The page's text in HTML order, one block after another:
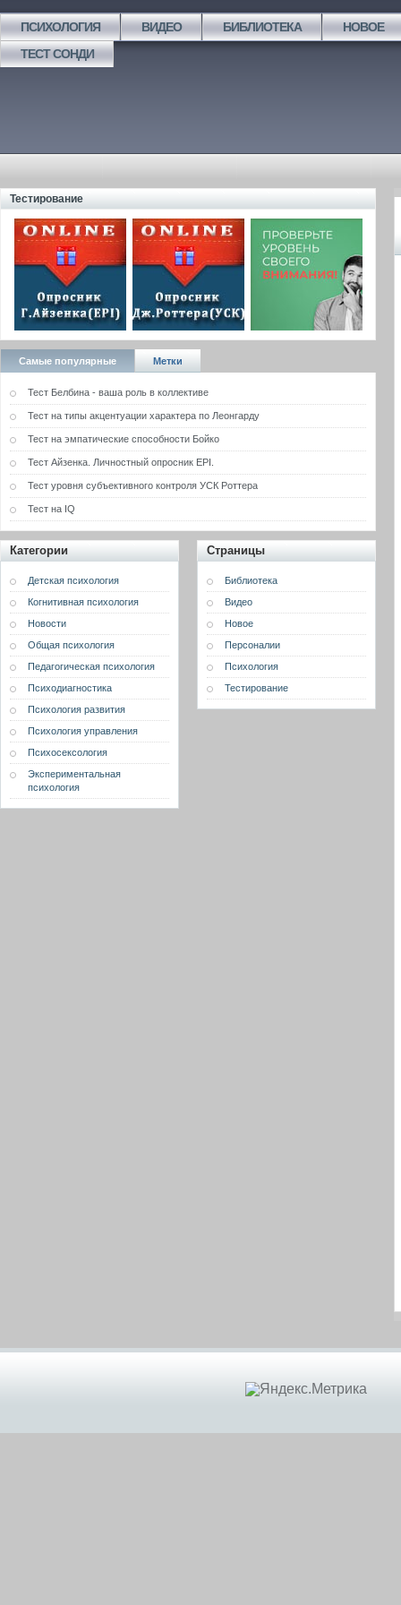
ПСИХОЛОГИЯ ВИДЕО БИБЛИОТЕКА
НОВОЕ
ТЕСТ СОНДИ
Тестирование
Самые популярные Метки
Тест Белбина - ваша роль в коллективе
Тест на типы акцентуации характера по Леонгарду
Тест на эмпатические способности Бойко
Тест Айзенка. Личностный опросник EPI.
Тест уровня субъективного контроля УСК Роттера
Тест на IQ
Категории
Детская психология
Когнитивная психология
Новости
Общая психология
Педагогическая психология
Психодиагностика
Психология развития
Психология управления
Психосексология
Экспериментальная
психология
Страницы
Библиотека
Видео
Новое
Персоналии
Психология
Тестирование